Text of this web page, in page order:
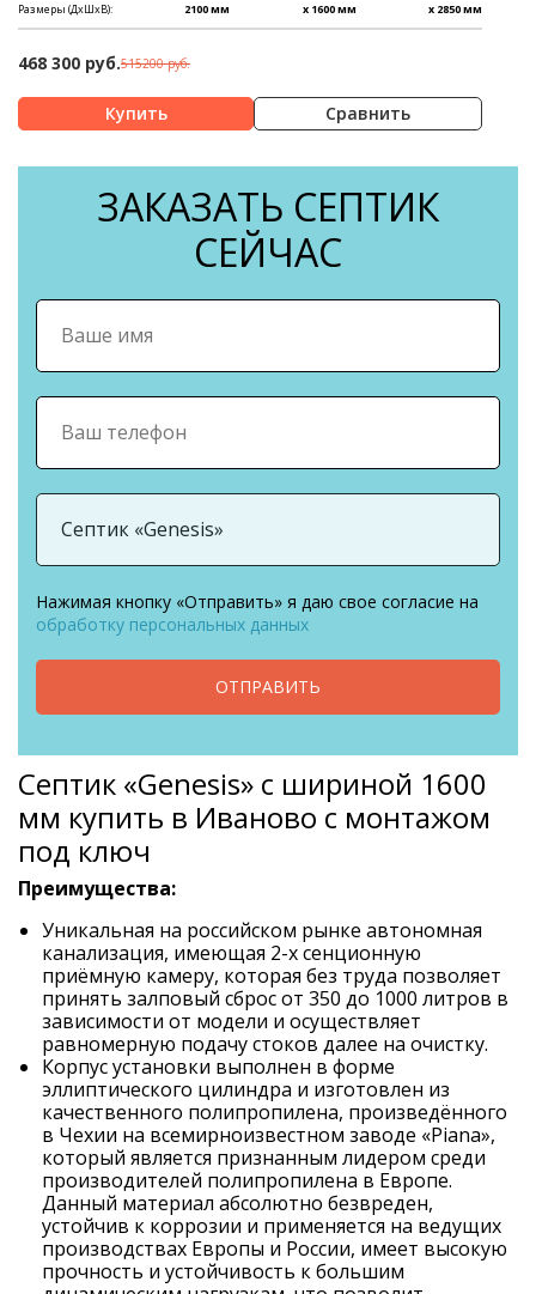
Размеры (ДхШхВ): 2100 мм x 1600 мм x 2850 мм
468 300 руб.515200 руб.
Сравнить
ЗАКАЗАТЬ СЕПТИК
СЕЙЧАС
Нажимая кнопку «Отправить» я даю свое согласие на
обработку персональных данных
ОТПРАВИТЬ
Септик «Genesis» с шириной 1600
мм купить в Иваново с монтажом
под ключ
Преимущества:
Уникальная на российском рынке автономная
канализация, имеющая 2-х сенционную
приёмную камеру, которая без труда позволяет
принять залповый сброс от 350 до 1000 литров в
зависимости от модели и осуществляет
равномерную подачу стоков далее на очистку.
Корпус установки выполнен в форме
эллиптического цилиндра и изготовлен из
качественного полипропилена, произведённого
в Чехии на всемирноизвестном заводе «Piana»,
который является признанным лидером среди
производителей полипропилена в Европе.
Данный материал абсолютно безвреден,
устойчив к коррозии и применяется на ведущих
производствах Европы и России, имеет высокую
прочность и устойчивость к большим